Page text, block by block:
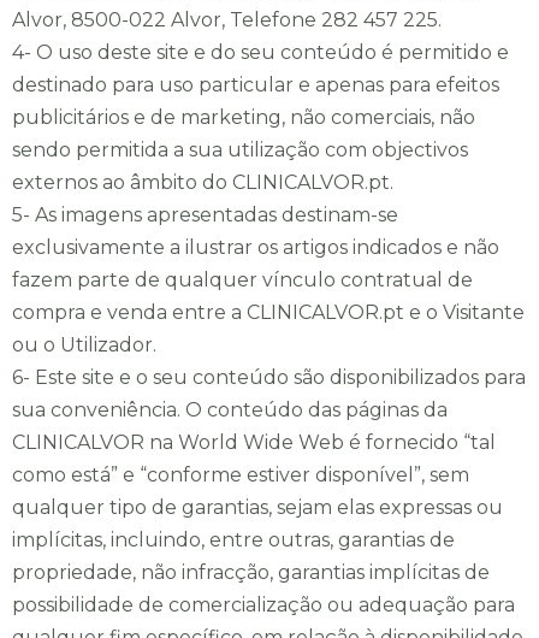
Alvor, 8500-022 Alvor, Telefone 282 457 225.
4- O uso deste site e do seu conteúdo é permitido e
destinado para uso particular e apenas para efeitos
publicitários e de marketing, não comerciais, não
sendo permitida a sua utilização com objectivos
externos ao âmbito do CLINICALVOR.pt.
5- As imagens apresentadas destinam-se
exclusivamente a ilustrar os artigos indicados e não
fazem parte de qualquer vínculo contratual de
compra e venda entre a CLINICALVOR.pt e o Visitante
ou o Utilizador.
6- Este site e o seu conteúdo são disponibilizados para
sua conveniência. O conteúdo das páginas da
CLINICALVOR na World Wide Web é fornecido “tal
como está” e “conforme estiver disponível”, sem
qualquer tipo de garantias, sejam elas expressas ou
implícitas, incluindo, entre outras, garantias de
propriedade, não infracção, garantias implícitas de
possibilidade de comercialização ou adequação para